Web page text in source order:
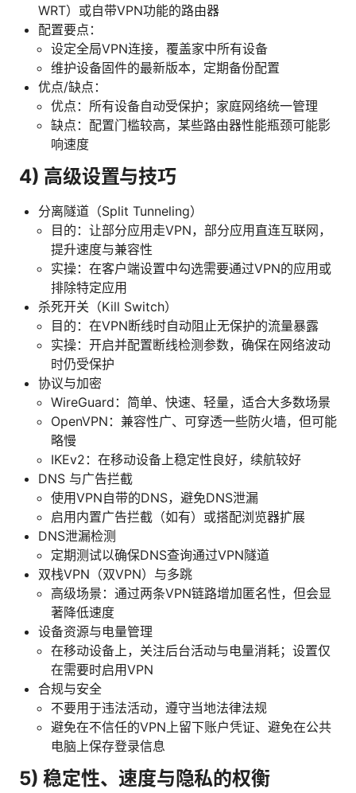
WRT）或自带VPN功能的路由器
配置要点：
设定全局VPN连接，覆盖家中所有设备
维护设备固件的最新版本，定期备份配置
优点/缺点：
优点：所有设备自动受保护；家庭网络统一管理
缺点：配置门槛较高，某些路由器性能瓶颈可能影
响速度
4) 高级设置与技巧
分离隧道（Split Tunneling）
目的：让部分应用走VPN，部分应用直连互联网，
提升速度与兼容性
实操：在客户端设置中勾选需要通过VPN的应用或
排除特定应用
杀死开关（Kill Switch）
目的：在VPN断线时自动阻止无保护的流量暴露
实操：开启并配置断线检测参数，确保在网络波动
时仍受保护
协议与加密
WireGuard：简单、快速、轻量，适合大多数场景
OpenVPN：兼容性广、可穿透一些防火墙，但可能
略慢
IKEv2：在移动设备上稳定性良好，续航较好
DNS 与广告拦截
使用VPN自带的DNS，避免DNS泄漏
启用内置广告拦截（如有）或搭配浏览器扩展
DNS泄漏检测
定期测试以确保DNS查询通过VPN隧道
双栈VPN（双VPN）与多跳
高级场景：通过两条VPN链路增加匿名性，但会显
著降低速度
设备资源与电量管理
在移动设备上，关注后台活动与电量消耗；设置仅
在需要时启用VPN
合规与安全
不要用于违法活动，遵守当地法律法规
避免在不信任的VPN上留下账户凭证、避免在公共
电脑上保存登录信息
5) 稳定性、速度与隐私的权衡